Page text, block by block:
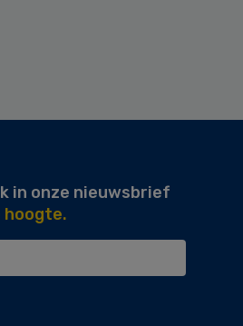
in onze nieuwsbrief
hoogte.